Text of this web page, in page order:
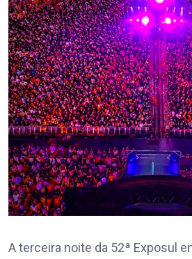
A terceira noite da 52ª Exposul